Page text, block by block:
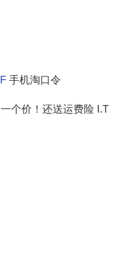
手机淘口令
个价！还送运费险 I.T